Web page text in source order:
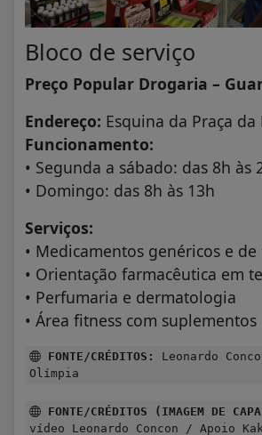
Bloco de serviço
Preço Popular Drogaria –
Endereço: Esquina da Praça
Funcionamento:
• Segunda a sábado: das 8h às
• Domingo: das 8h às 13h
Serviços:
• Medicamentos genéricos e
• Orientação farmacêutica em
• Perfumaria e dermatologia
• Área fitness com suplementos
FONTE/CRÉDITOS:
Leonardo
Olímpia
FONTE/CRÉDITOS (IMAGEM DE
vídeo Leonardo Concon / Apoio